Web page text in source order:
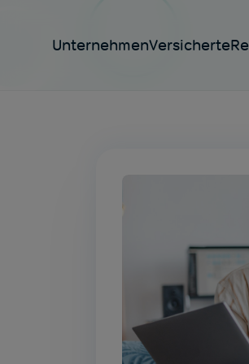
UnternehmenVersicherte
BVV -
Das machen
Jetzt informieren